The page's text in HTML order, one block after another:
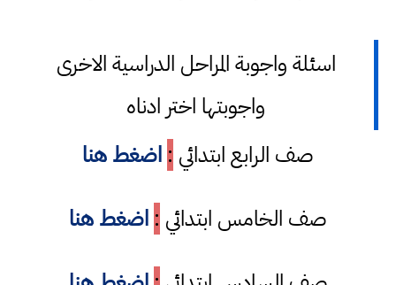
اسئلة واجوبة المراحل الدراسية الاخرى
واجوبتها اختر ادناه
صف الرابع ابتدائي : اضغط هنا
صف الخامس ابتدائي : اضغط هنا